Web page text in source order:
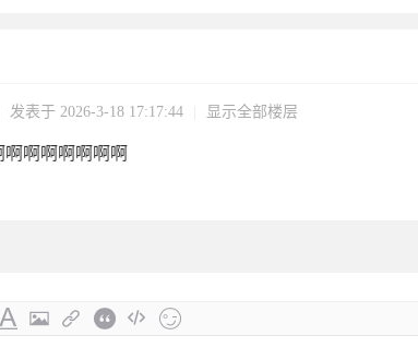
03-18 03-18 03-18 18 03-18
发表于 2026-3-18 17:17:44 显示全部楼层
啊啊啊啊啊啊